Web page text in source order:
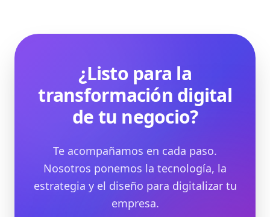
¿Listo para la
transformación digital
de tu negocio?
Te acompañamos en cada paso.
Nosotros ponemos la tecnología, la
estrategia y el diseño para digitalizar tu
empresa.